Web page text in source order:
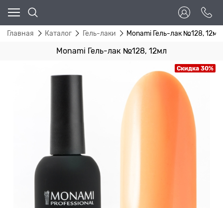
Главная Каталог Гель-лаки Monami Гель-лак №128, 12мл
Monami Гель-лак №128, 12мл
Скидка 30%